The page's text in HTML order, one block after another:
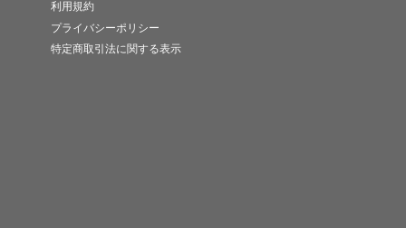
利用規約
プライバシーポリシー
特定商取引法に関する表示